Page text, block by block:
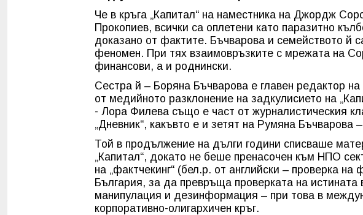
Че в кръга „Капитал“ на наместника на Джордж
Прокопиев, всички са оплетени като паразитно
доказано от фактите. Бъчварова и семейството й
феномен. При тях взаимовръзките с мрежата на
финансови, а и роднински.
Сестра й – Боряна Бъчварова е главен редактор на
от медийното разклонение на задкулисието на
- Лора Филева също е част от журналистическия
„Дневник“, какъвто е и зетят на Румяна Бъчварова
Той в продължение на дълги години списваше
„Капитал“, докато не беше пренасочен към НПО
на „фактчекинг“ (бел.р. от английски – проверка на
България, за да превръща проверката на истината
манипулация и дезинформация – при това в
корпоративно-олигархичен кръг.